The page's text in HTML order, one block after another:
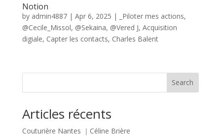
Notion
by admin4887| Apr 6, 2025 | _Piloter mes actions,
@Cecile_Missol, @Sekaina, @Vered J, Acquisition
digiale, Capter les contacts, Charles Balent
Search
Articles récents
Couturière Nantes ｜Céline Brière